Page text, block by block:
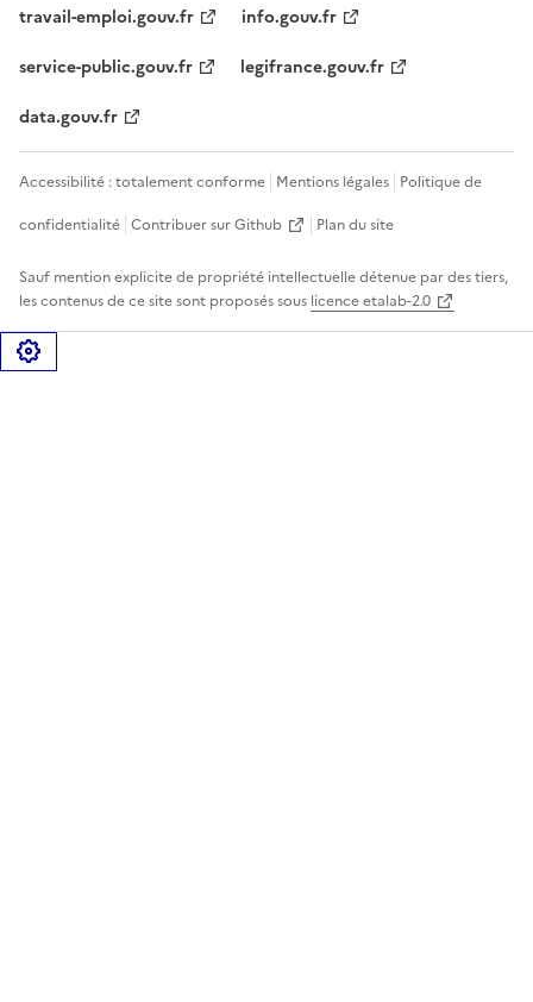
travail-emploi.gouv.fr
info.gouv.fr
service-public.gouv.fr
legifrance.gouv.fr
data.gouv.fr
Accessibilité : totalement conforme Mentions légales Politique de
confidentialité Contribuer sur Github Plan du site
Sauf mention explicite de propriété intellectuelle détenue par des tiers,
les contenus de ce site sont proposés sous licence etalab-2.0
Gérer les cookies